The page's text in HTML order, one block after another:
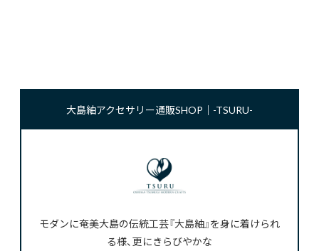
大島紬アクセサリー通販SHOP｜-TSURU-
モダンに奄美大島の伝統工芸『大島紬』を身に着けられ
る様、更にきらびやかな